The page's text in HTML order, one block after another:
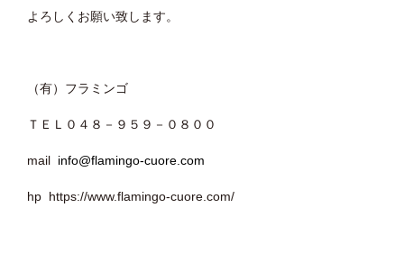
よろしくお願い致します。
（有）フラミンゴ
ＴＥＬ０４８－９５９－０８００
mail info@flamingo-cuore.com
hp https://www.flamingo-cuore.com/